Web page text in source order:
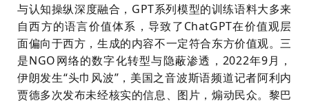
与认知操纵深度融合，GPT系列模型的训练语料大多来
自西方的语言价值体系，导致了ChatGPT在价值观层
面偏向于西方，生成的内容不一定符合东方价值观。三
是NGO网络的数字化转型与隐蔽渗透，2022年9月，
伊朗发生“头巾风波”，美国之音波斯语频道记者阿利内
贾德多次发布未经核实的信息、图片，煽动民众。黎巴